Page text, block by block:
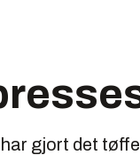
gjort det